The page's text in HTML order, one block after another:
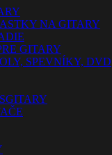
NA GITARY
GITARY
SPEVNÍKY, DVD